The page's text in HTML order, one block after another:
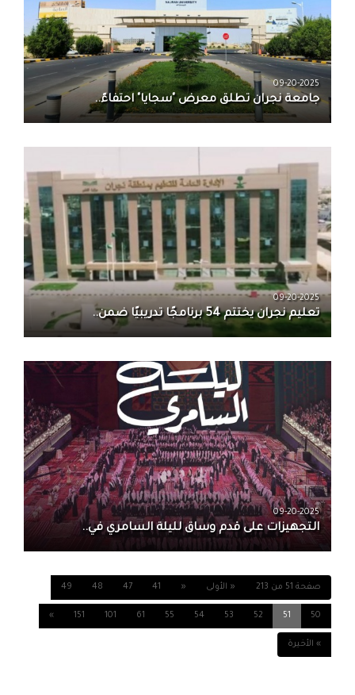
09-20-2025
جامعة نجران تطلق معرض "سجايا" احتفاءً..
09-20-2025
تعليم نجران يختتم 54 برنامجًا تدريبيًا ضمن..
09-20-2025
التجهيزات على قدم وساق لليلة السامري في..
صفحة 51 من 213 « الأولى «
41
47
48
49
50
51
52
53
54
55
61
101
151
»
» الأخيرة